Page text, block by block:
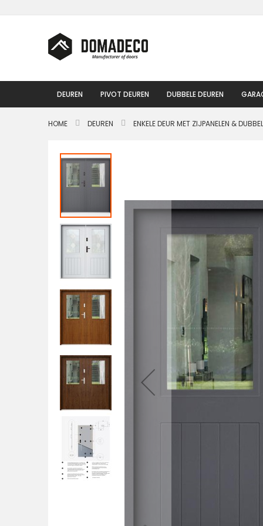
naar
inhoud
DEUREN PIVOT DEUREN DUBBELE DEUREN
HOME DEUREN ENKELE DEUR MET ZIJPANELEN &
Ga
naar
het
einde
afbeeldingen-
gallerij